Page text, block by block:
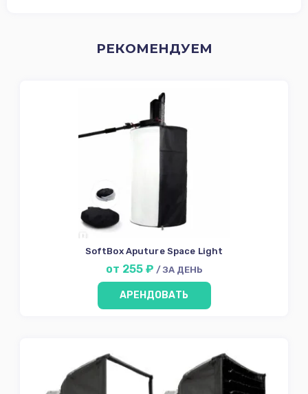
РЕКОМЕНДУЕМ
SoftBox Aputure Space Light
от 255 ₽ / ЗА ДЕНЬ
АРЕНДОВАТЬ